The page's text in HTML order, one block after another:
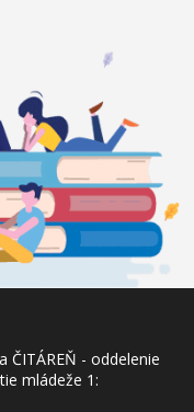
ČITÁREŇ - oddelenie
mládeže 1: